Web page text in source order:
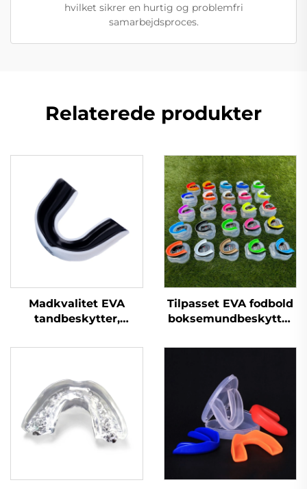
hvilket sikrer en hurtig og problemfri
samarbejdsproces.
Relaterede produkter
Madkvalitet EVA
tandbeskytter,
boksning,
sport, bracket
mundbeskyttere
Tilpasset EVA fodbold
boksemundbeskytter
tandbeskytter
mundbeskyttere til
knapning af tænder